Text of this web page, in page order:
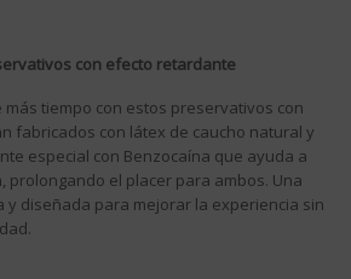
con efecto retardante
tiempo con estos preservativos con
fabricados con látex de caucho natural y
especial con Benzocaína que ayuda a
prolongando el placer para ambos. Una
y diseñada para mejorar la experiencia sin